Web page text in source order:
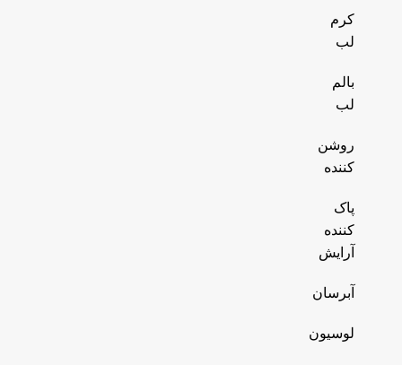
کرم
لب
بالم
لب
روشن
کننده
پاک
کننده
آرایش
آبرسان
لوسیون